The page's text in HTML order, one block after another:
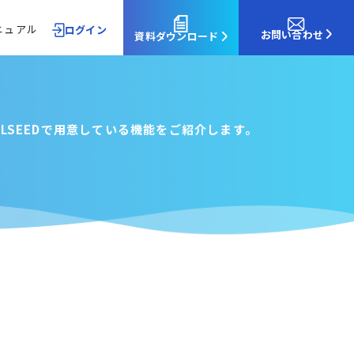
ュアル ログイン 資料ダウンロード お問い合わせ
LSEEDで用意している機能をご紹介します。